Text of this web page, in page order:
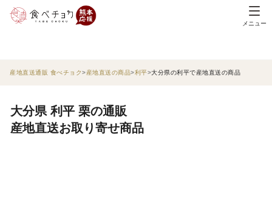
メニュー
産地直送通販 食べチョク 産地直送の商品 利平 大分県の利平で産地直送の商品
大分県 利平 栗の通販
産地直送お取り寄せ商品